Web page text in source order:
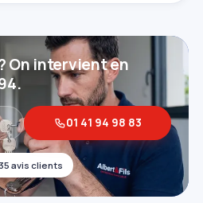
avis clients
On intervient en
01 41 94 98 83